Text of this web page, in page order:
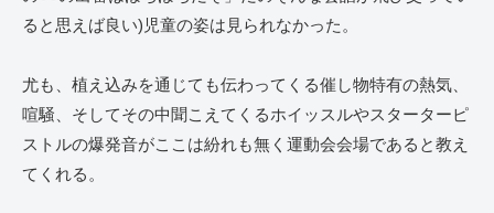
ると思えば良い)児童の姿は見られなかった。
尤も、植え込みを通じても伝わってくる催し物特有の熱気、
喧騒、そしてその中聞こえてくるホイッスルやスターターピ
ストルの爆発音がここは紛れも無く運動会会場であると教え
てくれる。